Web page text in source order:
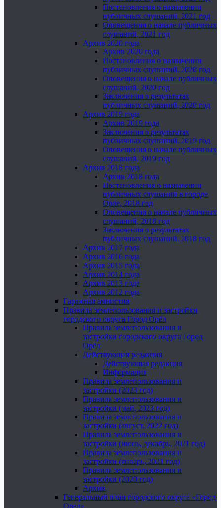
Постановления о назначении
публичных слушаний, 2021 год
Оповещения о начале публичных
слушаний, 2021 год
Архив 2020 года
Архив 2020 года
Постановления о назначении
публичных слушаний, 2020 год
Оповещения о начале публичных
слушаний, 2020 год
Заключения о результатах
публичных слушаний, 2020 год
Архив 2019 года
Архив 2019 года
Заключения о результатах
публичных слушаний, 2019 год
Оповещения о начале публичных
слушаний, 2019 год
Архив 2018 года
Архив 2018 года
Постановления о назначении
публичных слушаний в городе
Орле, 2018 год
Оповещения о начале публичных
слушаний, 2018 год
Заключения о результатах
публичных слушаний, 2018 год
Архив 2017 года
Архив 2016 года
Архив 2015 года
Архив 2014 года
Архив 2013 года
Архив 2012 года
Гаражная амнистия
Правила землепользования и застройки
городского округа Город Орёл
Правила землепользования и
застройки городского округа Город
Орёл
Действующая редакция
Действующая редакция
Информация
Правила землепользования и
застройки (2023 год)
Правила землепользования и
застройки (май, 2023 год)
Правила землепользования и
застройки (август, 2022 год)
Правила землепользования и
застройки (июнь, декабрь, 2021 год)
Правила землепользования и
застройки (январь, 2021 год)
Правила землепользования и
застройки (2020 год)
Архив
Генеральный план городского округа «Город
Орел»